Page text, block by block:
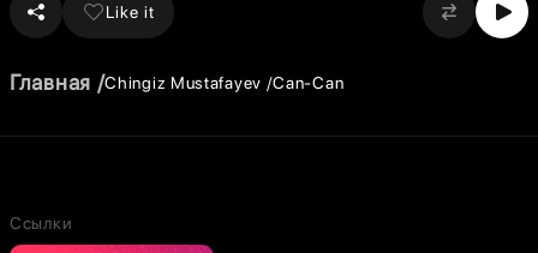
Like it
Главная Chingiz Mustafayev Can-Can
Ссылки